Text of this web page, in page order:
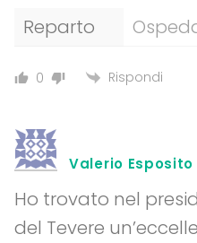
Reparto
0 Rispondi
Valerio Esposito
Ho trovato nel
del Tevere